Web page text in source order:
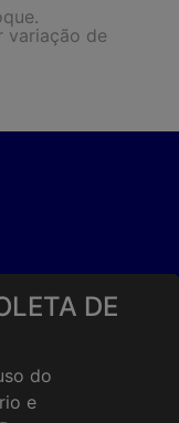
variação de
DE
do
e